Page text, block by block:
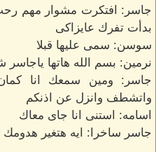
جاسر: افتكرت مشوار مهم
بدأت تفرك عايزاكى
سوسن: سمى عليها قبلا
نرمين: بسم الله هاتها
جاسر: ومين سمعك انا
واتشطف وانزل عن اذنكم
اسامه: استنى انا جاى معاك
جاسر ساخرا: ايه هتغير